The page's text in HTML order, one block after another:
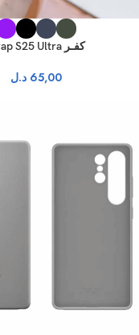
كفـر strap S25 Ultra
65,00 د.ل